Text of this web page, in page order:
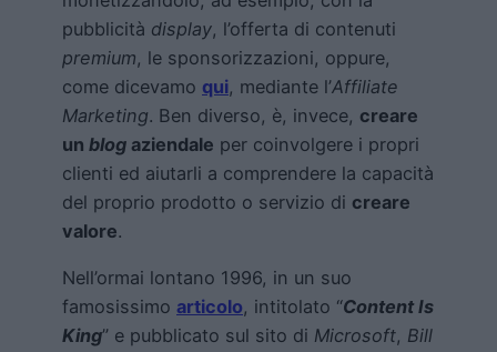
pubblicità display, l’offerta di contenuti
premium, le sponsorizzazioni, oppure,
come dicevamo qui, mediante l’Affiliate
Marketing. Ben diverso, è, invece, creare
un blog aziendale per coinvolgere i propri
clienti ed aiutarli a comprendere la capacità
del proprio prodotto o servizio di creare
valore.
Nell’ormai lontano 1996, in un suo
famosissimo articolo, intitolato “Content Is
King” e pubblicato sul sito di Microsoft, Bill